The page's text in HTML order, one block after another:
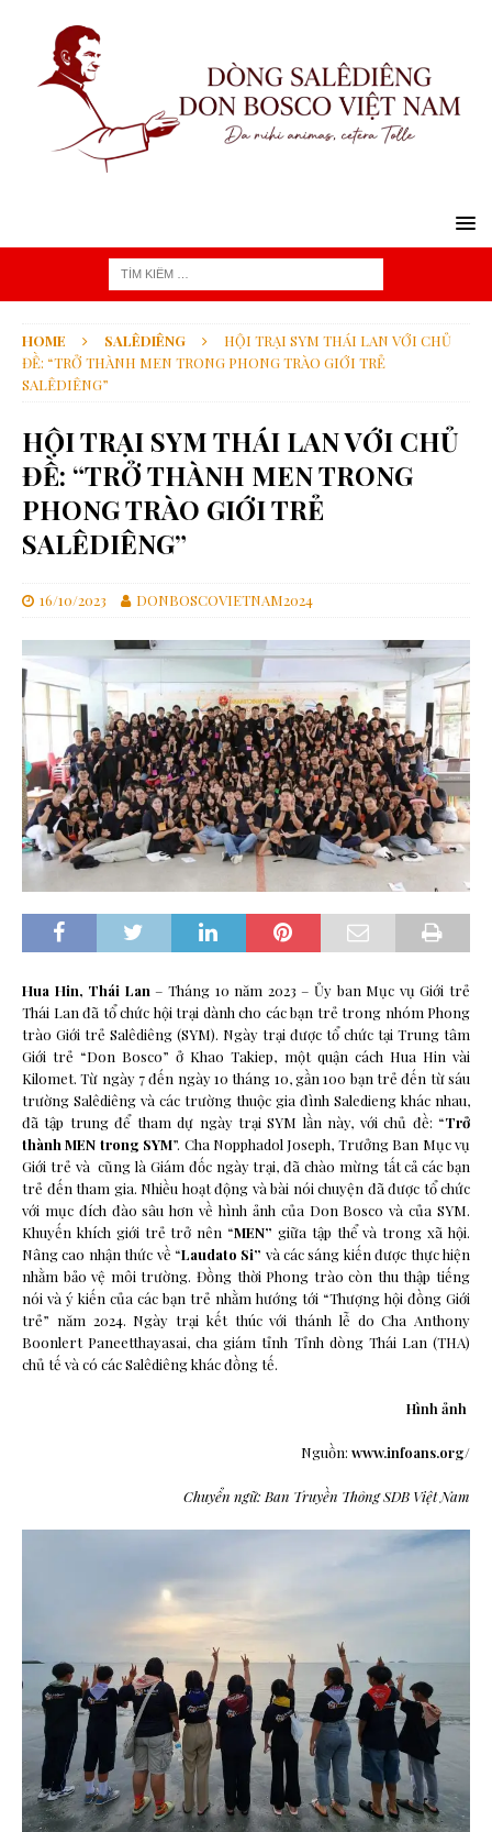
HOME SALÊDIÊNG
HỘI TRẠI SYM THÁI LAN VỚI CHỦ
ĐỀ: “TRỞ THÀNH MEN TRONG PHONG TRÀO GIỚI TRẺ
SALÊDIÊNG”
HỘI TRẠI SYM THÁI LAN VỚI CHỦ
ĐỀ: “TRỞ THÀNH MEN TRONG
PHONG TRÀO GIỚI TRẺ
SALÊDIÊNG”
16/10/2023 DONBOSCOVIETNAM2024
Hua Hin, Thái Lan – Tháng 10 năm 2023 – Ủy ban Mục vụ Giới trẻ
Thái Lan đã tổ chức hội trại dành cho các bạn trẻ trong nhóm Phong
trào Giới trẻ Salêdiêng (SYM). Ngày trại được tổ chức tại Trung tâm
Giới trẻ “Don Bosco” ở Khao Takiep, một quận cách Hua Hin vài
Kilomet. Từ ngày 7 đến ngày 10 tháng 10, gần 100 bạn trẻ đến từ sáu
trường Salêdiêng và các trường thuộc gia đình Saledieng khác nhau,
đã tập trung để tham dự ngày trại SYM lần này, với chủ đề: “Trở
thành MEN trong SYM”. Cha Nopphadol Joseph, Trưởng Ban Mục vụ
Giới trẻ và cũng là Giám đốc ngày trại, đã chào mừng tất cả các bạn
trẻ đến tham gia. Nhiều hoạt động và bài nói chuyện đã được tổ chức
với mục đích đào sâu hơn về hình ảnh của Don Bosco và của SYM.
Khuyến khích giới trẻ trở nên “MEN” giữa tập thể và trong xã hội.
Nâng cao nhận thức về “Laudato Si” và các sáng kiến ​​được thực hiện
nhằm bảo vệ môi trường. Đồng thời Phong trào còn thu thập tiếng
nói và ý kiến ​​của các bạn trẻ nhằm hướng tới “Thượng hội đồng Giới
trẻ” năm 2024. Ngày trại kết thúc với thánh lễ do Cha Anthony
Boonlert Paneetthayasai, cha giám tỉnh Tỉnh dòng Thái Lan (THA)
chủ tế và có các Salêdiêng khác đồng tế.
Hình ảnh
Nguồn: www.infoans.org/
Chuyển ngữ: Ban Truyền Thông SDB Việt Nam